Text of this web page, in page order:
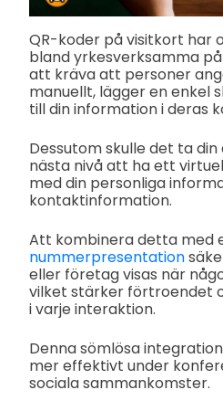
QR-koder på visitkort har
bland yrkesverksamma
att kräva att personer
manuellt, lägger en enkel
till din information i deras
Dessutom skulle det ta
nästa nivå att ha ett
med din personliga
kontaktinformation.
Att kombinera detta med
nummerpresentation
eller företag visas när
vilket stärker förtroendet
i varje interaktion.
Denna sömlösa
mer effektivt under
sociala sammankomster.